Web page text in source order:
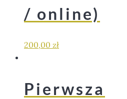
/ online)
200,00 zł
Pierwsza